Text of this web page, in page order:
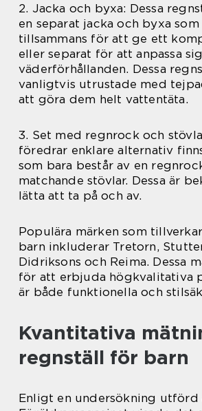
2. Jacka och byxa: Dessa
en separat jacka och byxa som
tillsammans för att ge ett
eller separat för att anpassa
väderförhållanden. Dessa
vanligtvis utrustade med
att göra dem helt vattentäta.
3. Set med regnrock och
föredrar enklare alternativ
som bara består av en
matchande stövlar. Dessa är
lätta att ta på och av.
Populära märken som
barn inkluderar Tretorn,
Didriksons och Reima. Dessa
för att erbjuda högkvalitativa
är både funktionella och
Kvantitativa
regnställ för barn
Enligt en undersökning utförd